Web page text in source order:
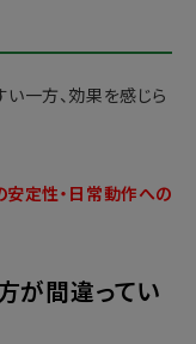
一方、効果を感じら
安定性・日常動作への
が間違ってい